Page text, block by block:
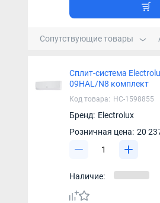
Сопутствующие товары
Сплит-система
09HAL/N8 комплект
Код товара: НС-1598855
Бренд: Electrolux
Розничная цена: 20
Наличие: